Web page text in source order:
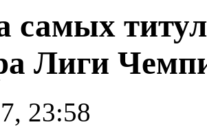
самых
Лиги
23:58